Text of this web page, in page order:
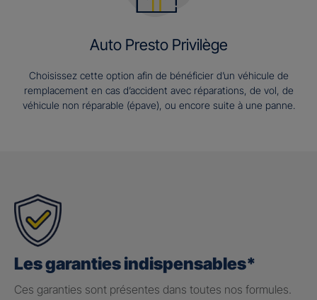
Auto Presto Privilège
Choisissez cette option afin de bénéficier d’un véhicule de
remplacement en cas d’accident avec réparations, de vol, de
véhicule non réparable (épave), ou encore suite à une panne.
Les garanties indispensables*
Ces garanties sont présentes dans toutes nos formules.